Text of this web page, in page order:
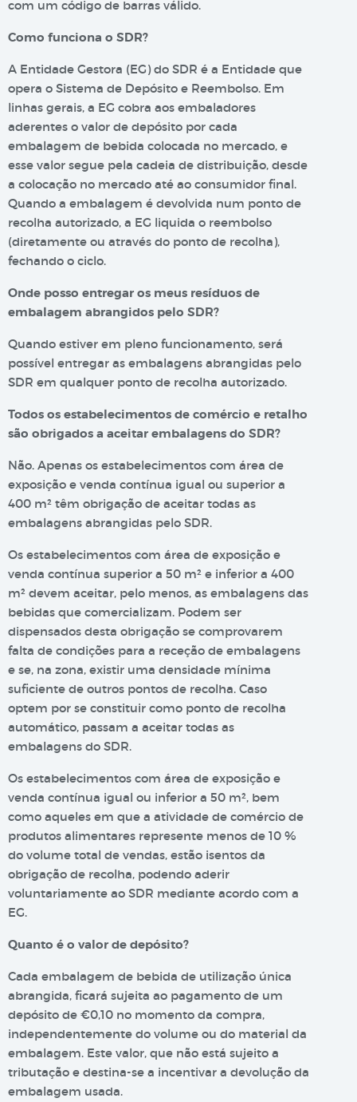
com um código de barras válido.
Como funciona o SDR?
A Entidade Gestora (EG) do SDR é a Entidade que
opera o Sistema de Depósito e Reembolso. Em
linhas gerais, a EG cobra aos embaladores
aderentes o valor de depósito por cada
embalagem de bebida colocada no mercado, e
esse valor segue pela cadeia de distribuição, desde
a colocação no mercado até ao consumidor final.
Quando a embalagem é devolvida num ponto de
recolha autorizado, a EG liquida o reembolso
(diretamente ou através do ponto de recolha),
fechando o ciclo.
Onde posso entregar os meus resíduos de
embalagem abrangidos pelo SDR?
Quando estiver em pleno funcionamento, será
possível entregar as embalagens abrangidas pelo
SDR em qualquer ponto de recolha autorizado.
Todos os estabelecimentos de comércio e retalho
são obrigados a aceitar embalagens do SDR?
Não. Apenas os estabelecimentos com área de
exposição e venda contínua igual ou superior a
400 m² têm obrigação de aceitar todas as
embalagens abrangidas pelo SDR.
Os estabelecimentos com área de exposição e
venda contínua superior a 50 m² e inferior a 400
m² devem aceitar, pelo menos, as embalagens das
bebidas que comercializam. Podem ser
dispensados desta obrigação se comprovarem
falta de condições para a receção de embalagens
e se, na zona, existir uma densidade mínima
suficiente de outros pontos de recolha. Caso
optem por se constituir como ponto de recolha
automático, passam a aceitar todas as
embalagens do SDR.
Os estabelecimentos com área de exposição e
venda contínua igual ou inferior a 50 m², bem
como aqueles em que a atividade de comércio de
produtos alimentares represente menos de 10 %
do volume total de vendas, estão isentos da
obrigação de recolha, podendo aderir
voluntariamente ao SDR mediante acordo com a
EG.
Quanto é o valor de depósito?
Cada embalagem de bebida de utilização única
abrangida, ficará sujeita ao pagamento de um
depósito de €0,10 no momento da compra,
independentemente do volume ou do material da
embalagem. Este valor, que não está sujeito a
tributação e destina-se a incentivar a devolução da
embalagem usada.